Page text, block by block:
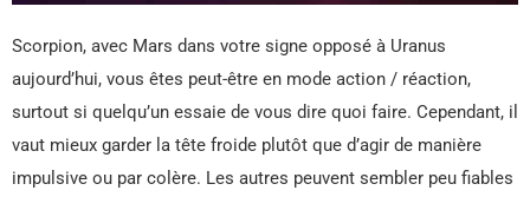
Scorpion, avec Mars dans votre signe opposé à Uranus
aujourd’hui, vous êtes peut-être en mode action / réaction,
surtout si quelqu’un essaie de vous dire quoi faire. Cependant, il
vaut mieux garder la tête froide plutôt que d’agir de manière
impulsive ou par colère. Les autres peuvent sembler peu fiables